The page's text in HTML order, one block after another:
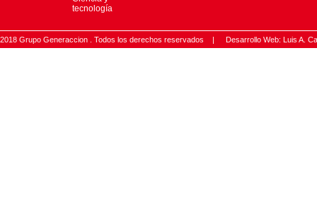
tecnología
2018 Grupo Generaccion . Todos los derechos reservados | Desarrollo Web: Luis